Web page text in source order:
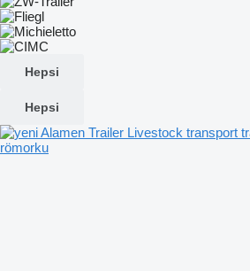
Hepsi
Hepsi